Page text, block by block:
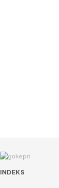
INDEKS